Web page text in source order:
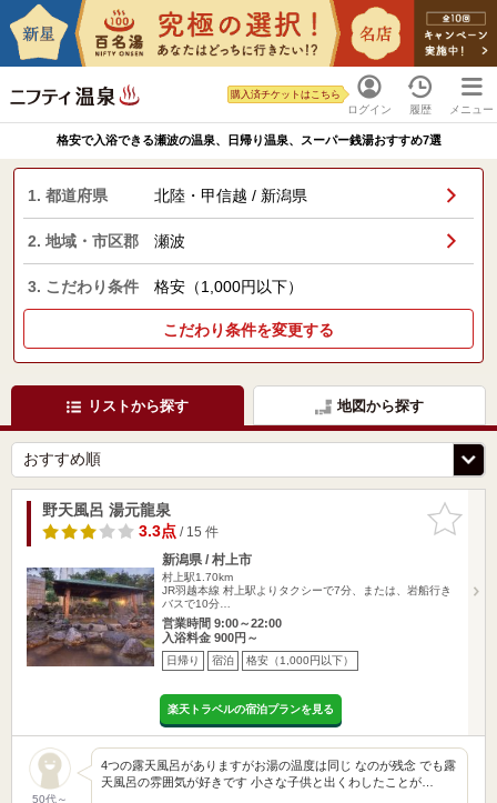
ログイン
購入済チケットはこちら
履歴 メニュー
格安で入浴できる瀬波の温泉、日帰り温泉、スーパー銭湯おすすめ7選
1. 都道府県 北陸・甲信越 / 新潟県
2. 地域・市区郡 瀬波
3. こだわり条件 格安（1,000円以下）
こだわり条件を変更する
リストから探す 地図から探す
お気に入
りに追加
野天風呂 湯元龍泉
3.3点/ 15 件
新潟県 / 村上市
村上駅1.70km
JR羽越本線 村上駅よりタクシーで7分、または、岩船行き
バスで10分…
営業時間 9:00～22:00
入浴料金 900円～
日帰り 宿泊 格安（1,000円以下）
楽天トラベルの宿泊プランを見る
50代～
4つの露天風呂がありますがお湯の温度は同じ なのが残念 でも露
天風呂の雰囲気が好きです 小さな子供と出くわしたことが…